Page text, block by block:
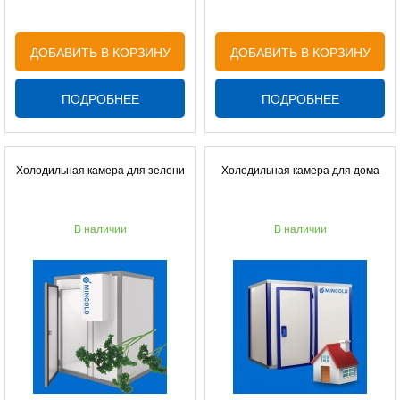
ДОБАВИТЬ В КОРЗИНУ
ПОДРОБНЕЕ
ДОБАВИТЬ В КОРЗИНУ
ПОДРОБНЕЕ
Холодильная камера для зелени
В наличии
Холодильная камера для дома
В наличии